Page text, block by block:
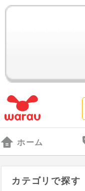
ホーム
カテゴリで探す